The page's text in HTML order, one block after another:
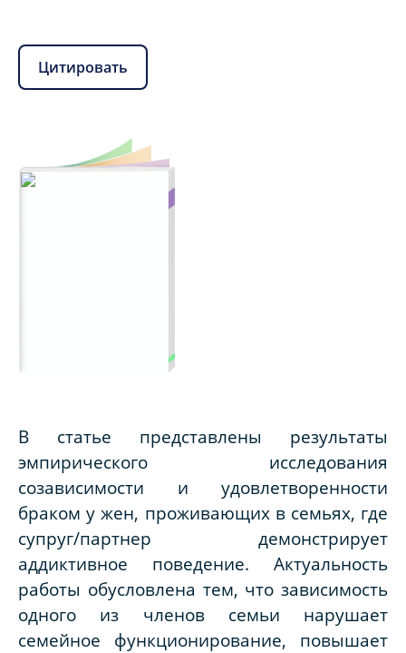
Цитировать
В статье представлены результаты
эмпирического исследования
созависимости и удовлетворенности
браком у жен, проживающих в семьях, где
супруг/партнер демонстрирует
аддиктивное поведение. Актуальность
работы обусловлена тем, что зависимость
одного из членов семьи нарушает
семейное функционирование, повышает